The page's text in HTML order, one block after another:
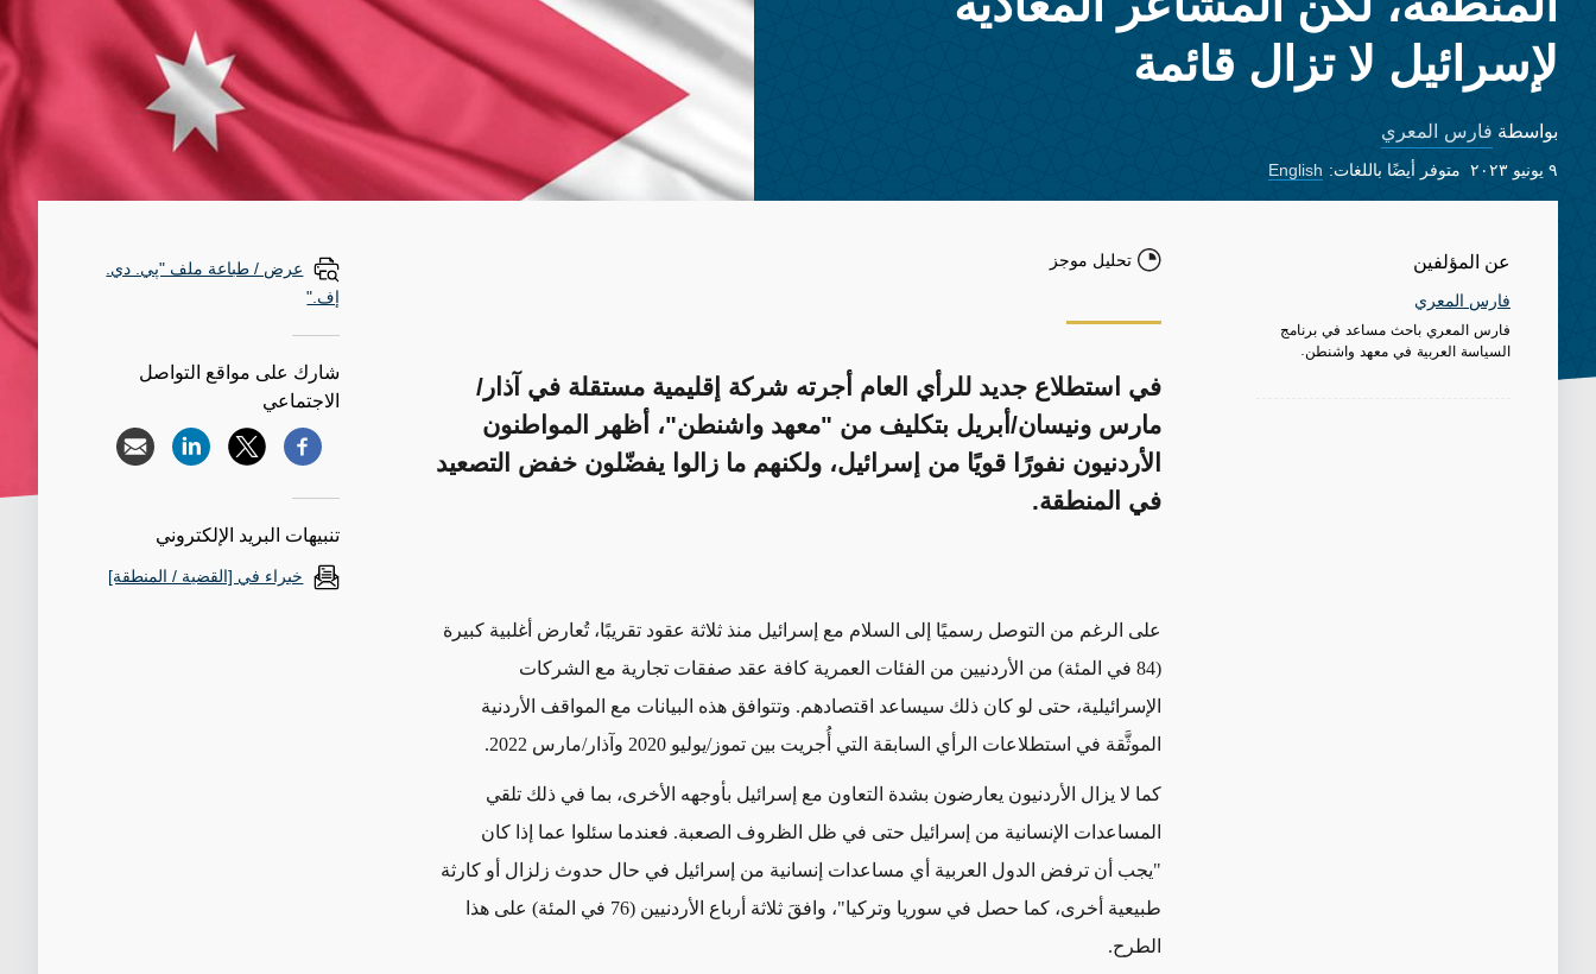
لإسرائيل لا تزال قائمة
بواسطة فارس المعري
٩ يونيو ٢٠٢٣ متوفر أيضًا باللغات: English
عن المؤلفين
فارس المعري
فارس المعري باحث مساعد في برنامج
السياسة العربية في معهد واشنطن.
تحليل موجز
في استطلاع جديد للرأي العام أجرته شركة إقليمية مستقلة في آذار/
مارس ونيسان/أبريل بتكليف من "معهد واشنطن"، أظهر المواطنون
الأردنيون نفورًا قويًا من إسرائيل، ولكنهم ما زالوا يفضّلون خفض التصعيد
في المنطقة.
على الرغم من التوصل رسميًا إلى السلام مع إسرائيل منذ ثلاثة عقود تقريبًا، تُعارض أغلبية كبيرة
(84 في المئة) من الأردنيين من الفئات العمرية كافة عقد صفقات تجارية مع الشركات
الإسرائيلية، حتى لو كان ذلك سيساعد اقتصادهم. وتتوافق هذه البيانات مع المواقف الأردنية
الموثَّقة في استطلاعات الرأي السابقة التي أُجريت بين تموز/يوليو 2020 وآذار/مارس 2022.
كما لا يزال الأردنيون يعارضون بشدة التعاون مع إسرائيل بأوجهه الأخرى، بما في ذلك تلقي
المساعدات الإنسانية من إسرائيل حتى في ظل الظروف الصعبة. فعندما سئلوا عما إذا كان
"يجب أن ترفض الدول العربية أي مساعدات إنسانية من إسرائيل في حال حدوث زلزال أو كارثة
طبيعية أخرى، كما حصل في سوريا وتركيا"، وافقَ ثلاثة أرباع الأردنيين (76 في المئة) على هذا
الطرح.
عرض / طباعة ملف "پي. دي.
إف."
شارك على مواقع التواصل
الاجتماعي
تنبيهات البريد الإلكتروني
خبراء في [القضية / المنطقة]